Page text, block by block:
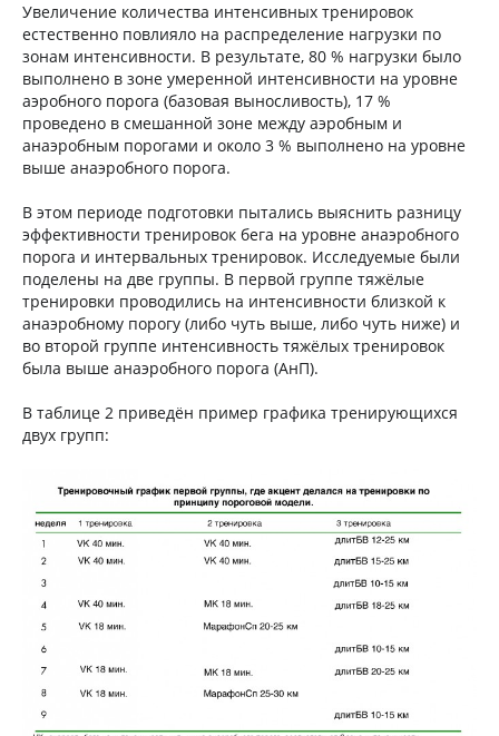
Увеличение количества интенсивных тренировок
естественно повлияло на распределение нагрузки по
зонам интенсивности. В результате, 80 % нагрузки было
выполнено в зоне умеренной интенсивности на уровне
аэробного порога (базовая выносливость), 17 %
проведено в смешанной зоне между аэробным и
анаэробным порогами и около 3 % выполнено на уровне
выше анаэробного порога.
В этом периоде подготовки пытались выяснить разницу
эффективности тренировок бега на уровне анаэробного
порога и интервальных тренировок. Исследуемые были
поделены на две группы. В первой группе тяжёлые
тренировки проводились на интенсивности близкой к
анаэробному порогу (либо чуть выше, либо чуть ниже) и
во второй группе интенсивность тяжёлых тренировок
была выше анаэробного порога (АнП).
В таблице 2 приведён пример графика тренирующихся
двух групп: